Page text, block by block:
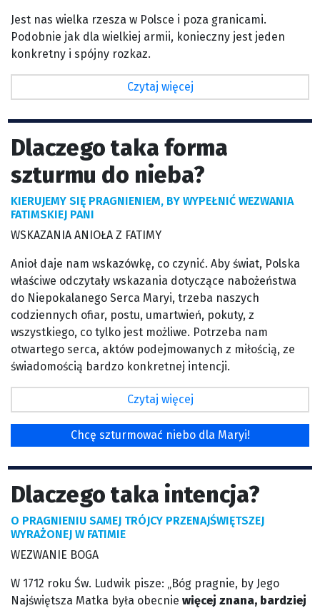
Jest nas wielka rzesza w Polsce i poza granicami.
Podobnie jak dla wielkiej armii, konieczny jest jeden
konkretny i spójny rozkaz.
Czytaj więcej
Dlaczego taka forma
szturmu do nieba?
KIERUJEMY SIĘ PRAGNIENIEM, BY WYPEŁNIĆ WEZWANIA
FATIMSKIEJ PANI
WSKAZANIA ANIOŁA Z FATIMY
Anioł daje nam wskazówkę, co czynić. Aby świat, Polska
właściwe odczytały wskazania dotyczące nabożeństwa
do Niepokalanego Serca Maryi, trzeba naszych
codziennych ofiar, postu, umartwień, pokuty, z
wszystkiego, co tylko jest możliwe. Potrzeba nam
otwartego serca, aktów podejmowanych z miłością, ze
świadomością bardzo konkretnej intencji.
Czytaj więcej
Chcę szturmować niebo dla Maryi!
Dlaczego taka intencja?
O PRAGNIENIU SAMEJ TRÓJCY PRZENAJŚWIĘTSZEJ
WYRAŻONEJ W FATIMIE
WEZWANIE BOGA
W 1712 roku Św. Ludwik pisze: „Bóg pragnie, by Jego
Najświętsza Matka była obecnie więcej znana, bardziej